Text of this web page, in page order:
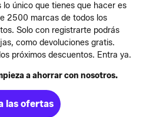
único que tienes que hacer es
2500 marcas de todos los
Solo con registrarte podrás
como devoluciones gratis.
próximos descuentos. Entra ya.
a ahorrar con nosotros.
las ofertas